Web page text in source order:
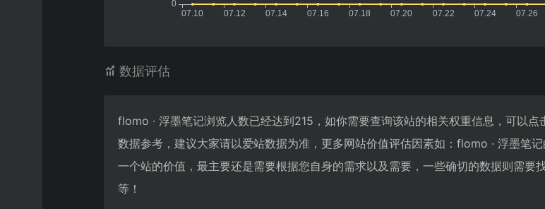
数据评估
flomo · 浮墨笔记浏览人数已经达到215，如你需要查询该站的相关权重信息，可以点
数据参考，建议大家请以爱站数据为准，更多网站价值评估因素如：flomo · 浮墨笔
一个站的价值，最主要还是需要根据您自身的需求以及需要，一些确切的数据则需
等！